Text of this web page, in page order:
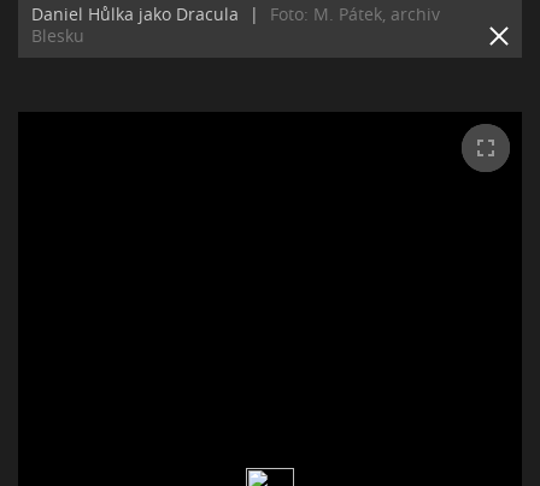
Daniel Hůlka jako Dracula |
Foto: M. Pátek, archiv
Blesku